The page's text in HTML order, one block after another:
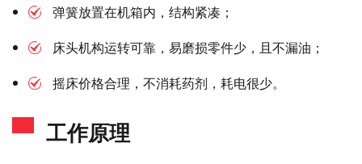
弹簧放置在机箱内，结构紧凑；
床头机构运转可靠，易磨损零件少，且不漏油；
摇床价格合理，不消耗药剂，耗电很少。
工作原理